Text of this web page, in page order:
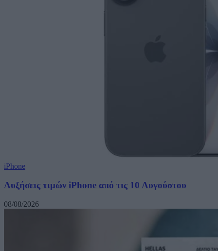
iPhone
Αυξήσεις τιμών iPhone από τις 10 Αυγούστου
08/08/2026